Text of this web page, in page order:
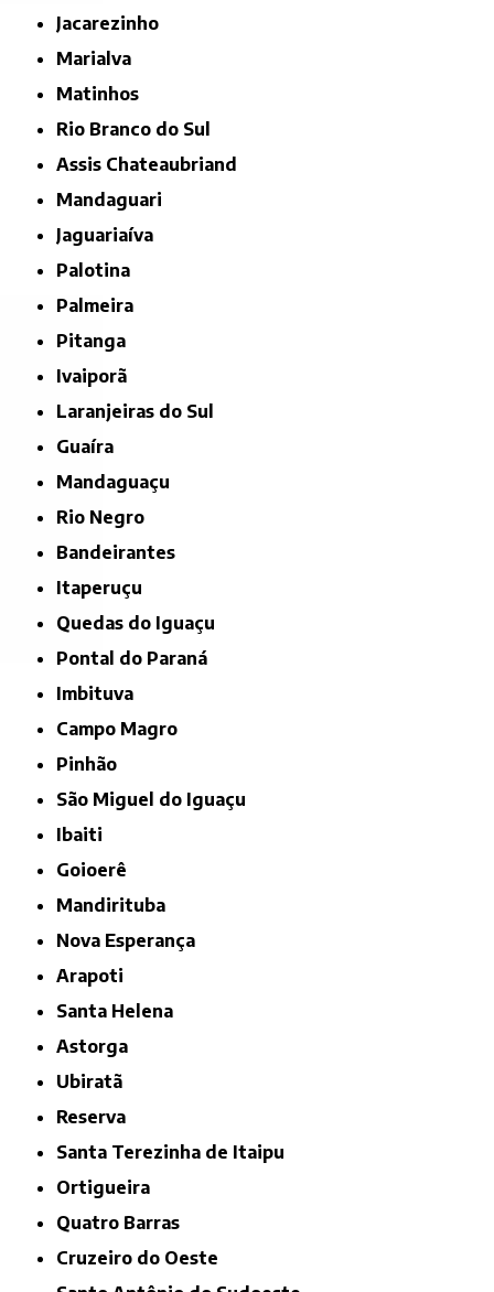
Jacarezinho
Marialva
Matinhos
Rio Branco do Sul
Assis Chateaubriand
Mandaguari
Jaguariaíva
Palotina
Palmeira
Pitanga
Ivaiporã
Laranjeiras do Sul
Guaíra
Mandaguaçu
Rio Negro
Bandeirantes
Itaperuçu
Quedas do Iguaçu
Pontal do Paraná
Imbituva
Campo Magro
Pinhão
São Miguel do Iguaçu
Ibaiti
Goioerê
Mandirituba
Nova Esperança
Arapoti
Santa Helena
Astorga
Ubiratã
Reserva
Santa Terezinha de Itaipu
Ortigueira
Quatro Barras
Cruzeiro do Oeste